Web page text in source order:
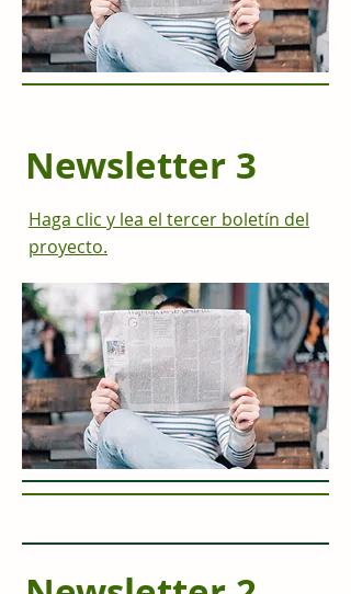
Newsletter 3
Haga clic y lea el tercer boletín del
proyecto.